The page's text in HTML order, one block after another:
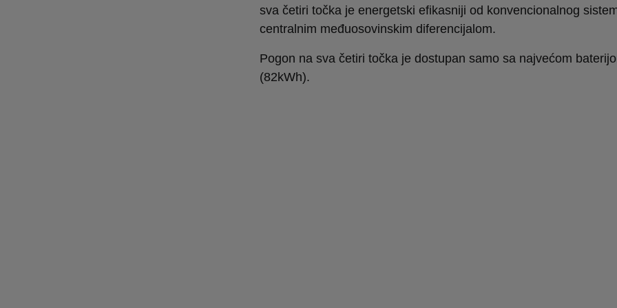
sva četiri točka je energetski efikasniji od konvencionalnog
centralnim međuosovinskim diferencijalom.
Pogon na sva četiri točka je dostupan samo sa najvećom
(82kWh).